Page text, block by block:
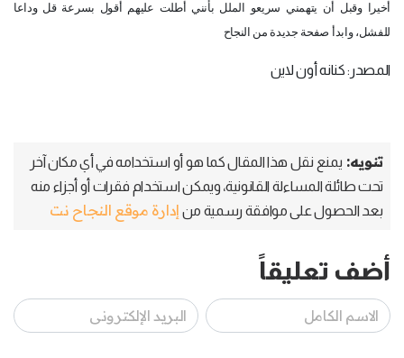
أخيرا وقبل أن يتهمني سريعو الملل بأنني أطلت عليهم أقول بسرعة قل وداعا
للفشل، وابدأ صفحة جديدة من النجاح
المصدر: كنانه أون لاين
تنويه: يمنع نقل هذا المقال كما هو أو استخدامه في أي مكان آخر
تحت طائلة المساءلة القانونية، ويمكن استخدام فقرات أو أجزاء منه
بعد الحصول على موافقة رسمية من إدارة موقع النجاح نت
أضف تعليقاً